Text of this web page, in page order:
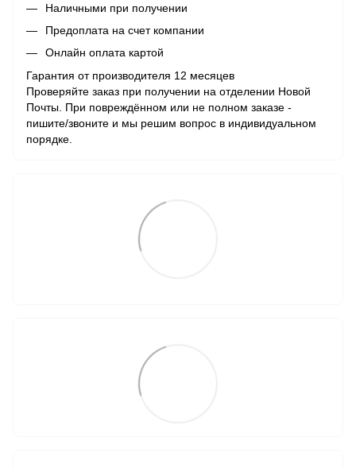
Наличными при получении
Предоплата на счет компании
Онлайн оплата картой
Гарантия от производителя 12 месяцев
Проверяйте заказ при получении на отделении Новой
Почты. При повреждённом или не полном заказе -
пишите/звоните и мы решим вопрос в индивидуальном
порядке.